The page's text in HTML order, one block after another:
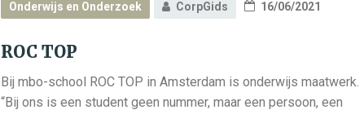
Onderwijs en Onderzoek CorpGids 16/06/2021
ROC TOP
Bij mbo-school ROC TOP in Amsterdam is onderwijs maatwerk.
“Bij ons is een student geen nummer, maar een persoon, een